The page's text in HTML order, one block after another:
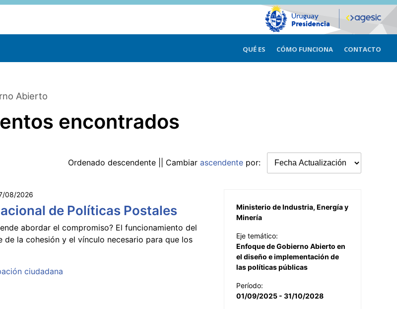
QUÉ ES CÓMO FUNCIONA CONTACTO
Abierto
encontrados
Ordenado descendente || Cambiar ascendente por:
08/2026
de Políticas Postales
abordar el compromiso? El funcionamiento del
de la cohesión y el vínculo necesario para que los
ciudadana
Ministerio de Industria, Energía y
Minería
Eje temático:
Enfoque de Gobierno Abierto en
el diseño e implementación de
las políticas públicas
Período:
01/09/2025 - 31/10/2028